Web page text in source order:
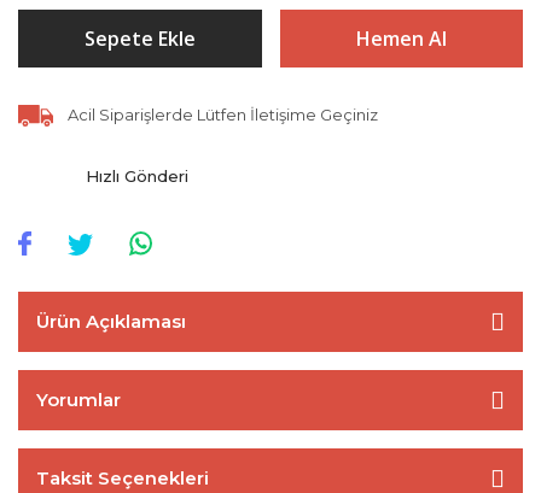
Sepete Ekle Hemen Al
Acil Siparişlerde Lütfen İletişime Geçiniz
Hızlı Gönderi
Ürün Açıklaması
Yorumlar
Taksit Seçenekleri